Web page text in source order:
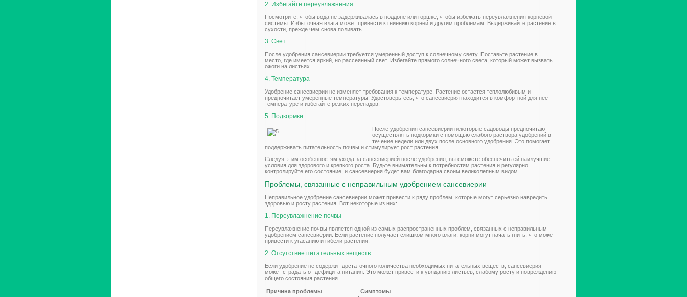
2. Избегайте переувлажнения
Посмотрите, чтобы вода не задерживалась в поддоне или горшке, чтобы избежать переувлажнения корневой
системы. Избыточная влага может привести к гниению корней и другим проблемам. Выдерживайте растение в
сухости, прежде чем снова поливать.
3. Свет
После удобрения сансевиерии требуется умеренный доступ к солнечному свету. Поставьте растение в
место, где имеется яркий, но рассеянный свет. Избегайте прямого солнечного света, который может вызвать
ожоги на листьях.
4. Температура
Удобрение сансевиерии не изменяет требования к температуре. Растение остается теплолюбивым и
предпочитает умеренные температуры. Удостоверьтесь, что сансевиерия находится в комфортной для нее
температуре и избегайте резких перепадов.
5. Подкормки
После удобрения сансевиерии некоторые садоводы предпочитают
осуществлять подкормки с помощью слабого раствора удобрений в
течение недели или двух после основного удобрения. Это помогает
поддерживать питательность почвы и стимулирует рост растения.
Следуя этим особенностям ухода за сансевиерией после удобрения, вы сможете обеспечить ей наилучшие
условия для здорового и крепкого роста. Будьте внимательны к потребностям растения и регулярно
контролируйте его состояние, и сансевиерия будет вам благодарна своим великолепным видом.
Проблемы, связанные с неправильным удобрением сансевиерии
Неправильное удобрение сансевиерии может привести к ряду проблем, которые могут серьезно навредить
здоровью и росту растения. Вот некоторые из них:
1. Переувлажнение почвы
Переувлажнение почвы является одной из самых распространенных проблем, связанных с неправильным
удобрением сансевиерии. Если растение получает слишком много влаги, корни могут начать гнить, что может
привести к угасанию и гибели растения.
2. Отсутствие питательных веществ
Если удобрение не содержит достаточного количества необходимых питательных веществ, сансевиерия
может страдать от дефицита питания. Это может привести к увяданию листьев, слабому росту и повреждению
общего состояния растения.
Причина проблемы
Симптомы